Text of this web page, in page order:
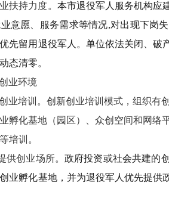
扶持力度。 本市退役军人服务机构应
意愿、服务需求等情况,对出现下岗
先留用退役军人。单位依法关闭、
态清零。
业环境
业培训。 创新创业培训模式，组织有
孵化基地（园区）、众创空间和网络
培训。
供创业场所。 政府投资或社会共建的
业孵化基地，并为退役军人优先提